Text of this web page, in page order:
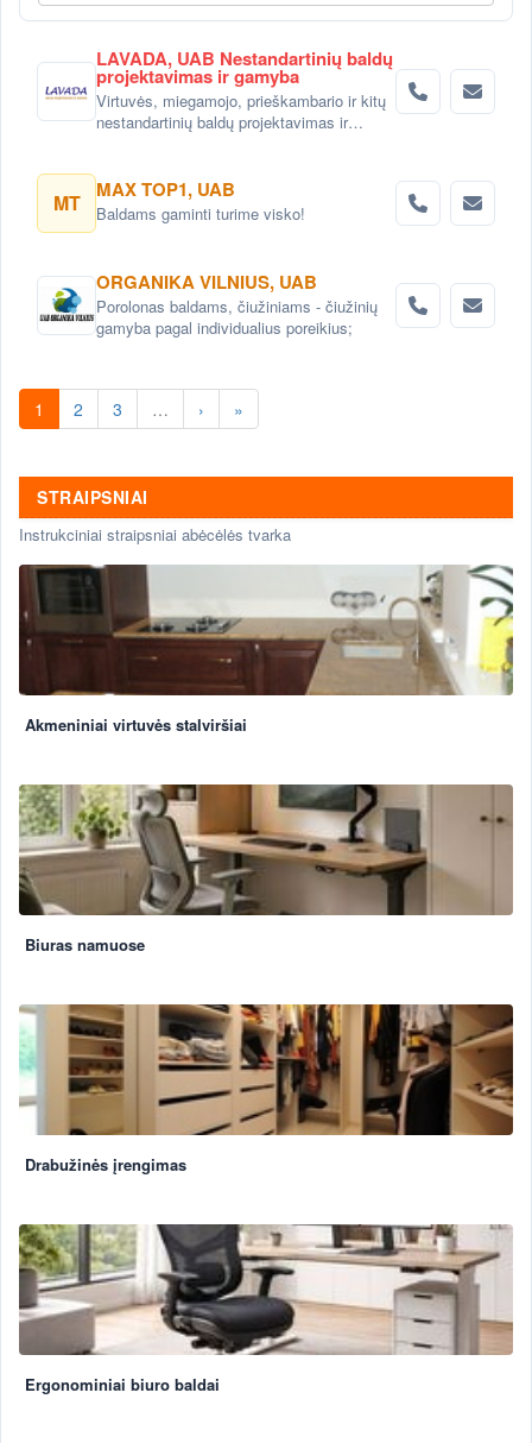
LAVADA, UAB Nestandartinių baldų
projektavimas ir gamyba
Virtuvės, miegamojo, prieškambario ir kitų
nestandartinių baldų projektavimas ir
MT MAX TOP1, UAB
Baldams gaminti turime visko!
ORGANIKA VILNIUS, UAB
Porolonas baldams, čiužiniams - čiužinių
gamyba pagal individualius poreikius;
1 2 3 … › »
STRAIPSNIAI
Instrukciniai straipsniai abėcėlės tvarka
Akmeniniai virtuvės stalviršiai
Biuras namuose
Drabužinės įrengimas
Ergonominiai biuro baldai